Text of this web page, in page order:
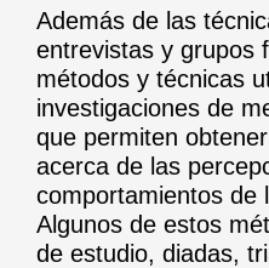
Además de las
entrevistas y grupos
métodos y técnicas
investigaciones de
que permiten
acerca de las
comportamientos de
Algunos de estos
de estudio, diadas,